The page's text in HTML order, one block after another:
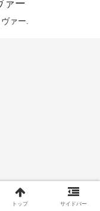
ァー
ァー.
トップ サイドバー